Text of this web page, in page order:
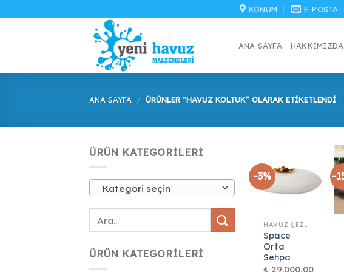
atla
KONUM E-POSTA
ANA SAYFA HAKKIMIZDA
ANA SAYFA / ÜRÜNLER “HAVUZ KOLTUK” OLARAK ETIKETLENDI
ÜRÜN KATEGORILERI
Kategori seçin
ÜRÜN KATEGORILERI
-3%
HAVUZ ŞEZLONG
Space
Orta
Sehpa
₺29.000,00
-